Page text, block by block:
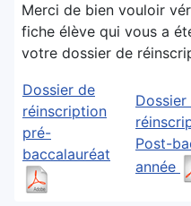
Merci de bien vouloir
fiche élève qui vous a
votre dossier de
Dossier de
réinscription
pré-
baccalauréat
Dossier
Post-
année